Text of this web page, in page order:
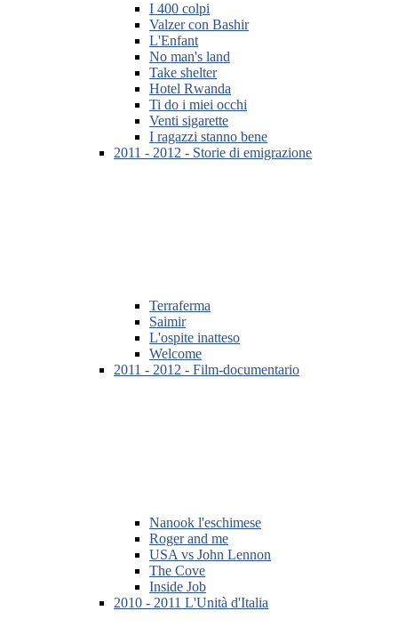
I 400 colpi
Valzer con Bashir
L'Enfant
No man's land
Take shelter
Hotel Rwanda
Ti do i miei occhi
Venti sigarette
I ragazzi stanno bene
2011 - 2012 - Storie di emigrazione
Terraferma
Saimir
L'ospite inatteso
Welcome
2011 - 2012 - Film-documentario
Nanook l'eschimese
Roger and me
USA vs John Lennon
The Cove
Inside Job
2010 - 2011 L'Unità d'Italia